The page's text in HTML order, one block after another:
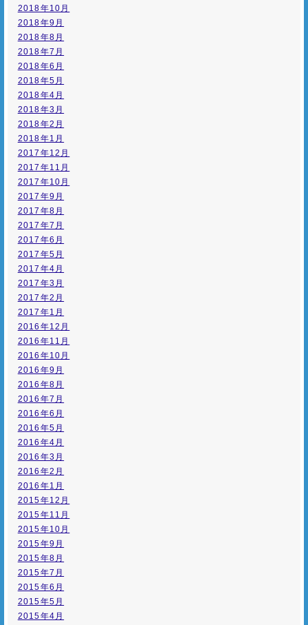
2018年10月
2018年9月
2018年8月
2018年7月
2018年6月
2018年5月
2018年4月
2018年3月
2018年2月
2018年1月
2017年12月
2017年11月
2017年10月
2017年9月
2017年8月
2017年7月
2017年6月
2017年5月
2017年4月
2017年3月
2017年2月
2017年1月
2016年12月
2016年11月
2016年10月
2016年9月
2016年8月
2016年7月
2016年6月
2016年5月
2016年4月
2016年3月
2016年2月
2016年1月
2015年12月
2015年11月
2015年10月
2015年9月
2015年8月
2015年7月
2015年6月
2015年5月
2015年4月